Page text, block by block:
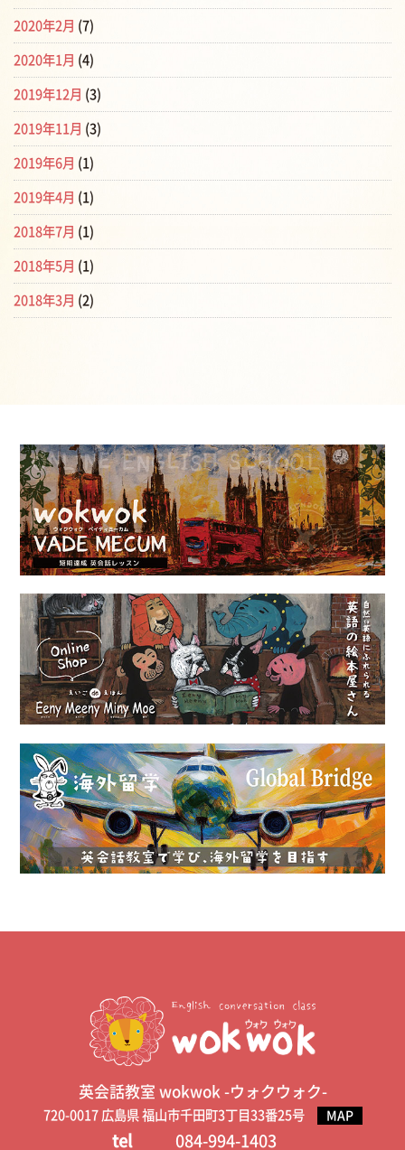
2020年2月 (7)
2020年1月 (4)
2019年12月 (3)
2019年11月 (3)
2019年6月 (1)
2019年4月 (1)
2018年7月 (1)
2018年5月 (1)
2018年3月 (2)
英会話教室 wokwok -ウォクウォク-
720-0017 広島県 福山市千田町3丁目33番25号 MAP
tel 084-994-1403